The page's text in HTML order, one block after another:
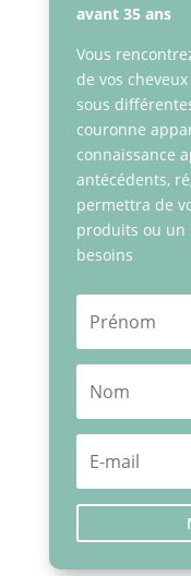
avant 35 ans
Vous
de vos
sous
couronne
connaissance
antécédents,
permettra de
produits ou un
besoins